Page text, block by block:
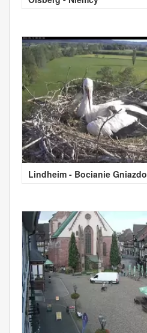
Lindheim - Bocianie Gniazdo